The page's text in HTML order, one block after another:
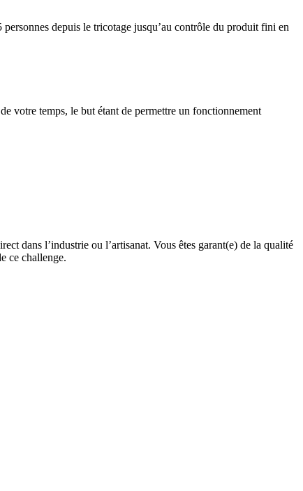
depuis le tricotage jusqu’au contrôle du produit fini en
votre temps, le but étant de permettre un fonctionnement
dans l’industrie ou l’artisanat. Vous êtes garant(e) de la qualité
ce challenge.